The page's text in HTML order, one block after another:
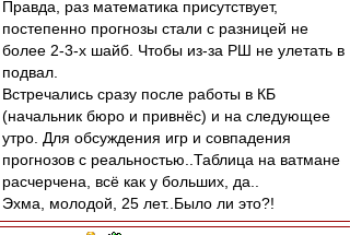
Правда, раз математика присутствует,
постепенно прогнозы стали с разницей не
более 2-3-х шайб. Чтобы из-за РШ не улетать в
подвал.
Встречались сразу после работы в КБ
(начальник бюро и привнёс) и на следующее
утро. Для обсуждения игр и совпадения
прогнозов с реальностью..Таблица на ватмане
расчерчена, всё как у больших, да..
Эхма, молодой, 25 лет..Было ли это?!